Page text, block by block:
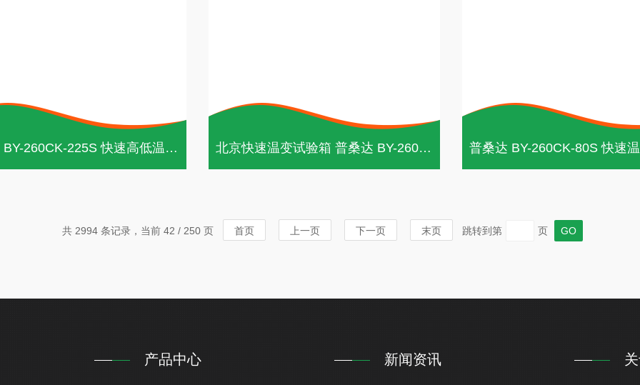
普桑达 BY-260CK-225S 快速高低温试验箱 北京快速温变试验箱 普桑达 BY-260CK-150S
共 2994 条记录，当前 42 / 250 页 首页 上一页 下一页 末页 跳转到第 页
产品中心 新闻资讯